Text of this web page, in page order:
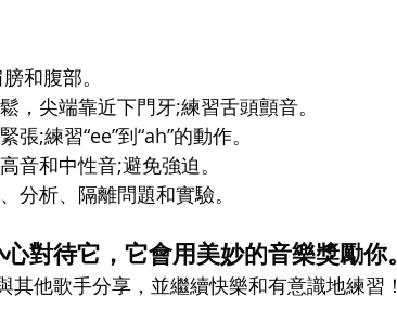
和腹部。
，尖端靠近下門牙;練習舌頭顫音。
張;練習“ee”到“ah”的動作。
音和中性音;避免強迫。
分析、隔離問題和實驗。
對待它，它會用美妙的音樂獎勵你。
他歌手分享，並繼續快樂和有意識地練習！